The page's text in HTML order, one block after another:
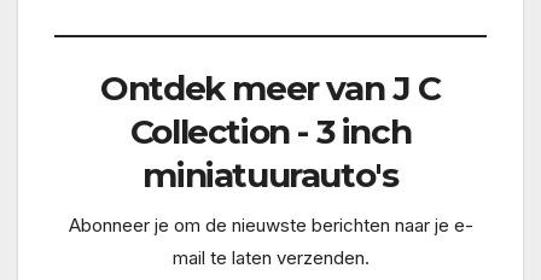
Ontdek meer van J C
Collection - 3 inch
miniatuurauto's
Abonneer je om de nieuwste berichten naar je e-
mail te laten verzenden.